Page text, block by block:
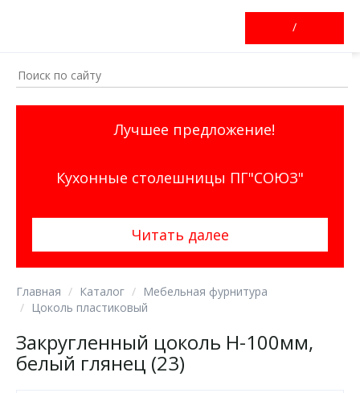
/
Лучшее предложение!
Кухонные столешницы ПГ"СОЮЗ"
Читать далее
Главная Каталог
Мебельная фурнитура
Цоколь пластиковый
Закругленный цоколь H-100мм,
белый глянец (23)